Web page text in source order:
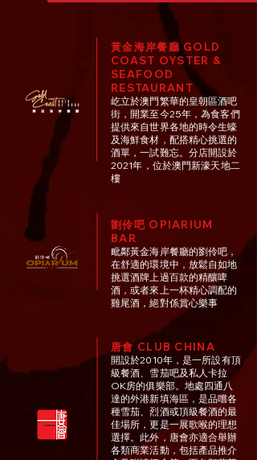
黃金海岸餐廳 GOLD
COAST OYSTER &
SEAFOOD
RESTAURANT
屹立於澳門繁華的皇朝區酒吧
街，開業至今25年，為食客們
提供來自世界各地的時令生蠔
及海鮮食材，配搭精心挑選的
酒單，一試難忘。分店開設於
2021年，位於澳門新濠天地二
樓
劉伶吧 OPIARIUM
BAR
毗鄰黃金海岸餐廳的劉伶吧，
在舒適的環境中，放鬆自如地
挑選酒牌上過百款的精釀啤
酒，或者來上一杯精心調配的
雞尾酒，絕對係賞心樂事
唐會 CLUB CHINA
開設於2010年，是一所設有頂
級餐酒、雪茄吧及私人卡拉
OK房的俱樂部。地處四通八
達的外港新填海區，是品嚐各
種雪茄、烈酒或頂級餐酒的最
佳場所，更是一展歌喉的理想
選擇。此外，唐會亦適合舉辦
各類商業活動，包括產品推介